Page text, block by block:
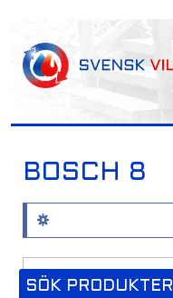
BOSCH 8
SÖK PRODUKTER